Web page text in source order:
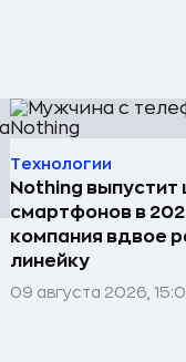
Технологии
Nothing выпустит
смартфонов в
компания вдвое
линейку
09 августа 2026,